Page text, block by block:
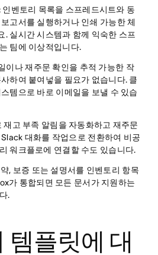
인벤토리 목록을 스프레드시트와 동
고서를 실행하거나 인쇄 가능한 체
. 실시간 시스템과 함께 익숙한 스프
팀에 이상적입니다.
이나 재주문 확인을 추적 가능한 작
하여 붙여넣을 필요가 없습니다. 클
템으로 바로 이메일을 보낼 수 있습
재고 부족 알림을 자동화하고 재주문
대화를 작업으로 전환하여 비공
워크플로에 연결할 수도 있습니다.
, 보증 또는 설명서를 인벤토리 항목
가 통합되면 모든 문서가 지원하는
.
템플릿에 대